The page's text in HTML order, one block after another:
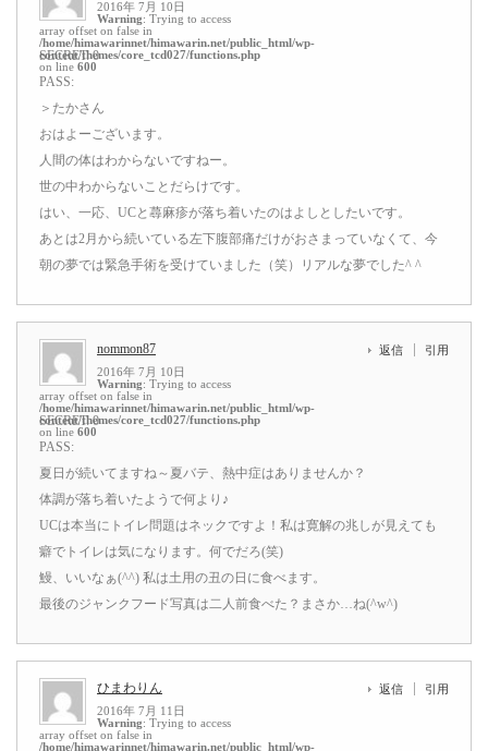
2016年 7月 10日
Warning: Trying to access
array offset on false in
/home/himawarinnet/himawarin.net/public_html/wp-
content/themes/core_tcd027/functions.php
on line 600
SECRET: 0
PASS:
＞たかさん
おはよーございます。
人間の体はわからないですねー。
世の中わからないことだらけです。
はい、一応、UCと蕁麻疹が落ち着いたのはよしとしたいです。
あとは2月から続いている左下腹部痛だけがおさまっていなくて、今
朝の夢では緊急手術を受けていました（笑）リアルな夢でした^ ^
nommon87
2016年 7月 10日
Warning: Trying to access
array offset on false in
/home/himawarinnet/himawarin.net/public_html/wp-
content/themes/core_tcd027/functions.php
on line 600
返信 引用
SECRET: 0
PASS:
夏日が続いてますね～夏バテ、熱中症はありませんか？
体調が落ち着いたようで何より♪
UCは本当にトイレ問題はネックですよ！私は寛解の兆しが見えても
癖でトイレは気になります。何でだろ(笑)
鰻、いいなぁ(^^) 私は土用の丑の日に食べます。
最後のジャンクフード写真は二人前食べた？まさか…ね(^w^)
ひまわりん
2016年 7月 11日
Warning: Trying to access
array offset on false in
/home/himawarinnet/himawarin.net/public_html/wp-
返信 引用